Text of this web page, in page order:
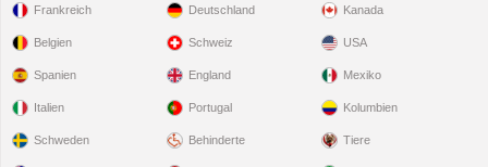
Frankreich
Belgien
Spanien
Italien
Schweden
Deutschland
Schweiz
England
Portugal
Behinderte
Kanada
USA
Mexiko
Kolumbien
Tiere